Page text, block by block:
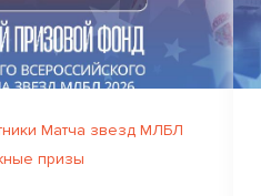
Матча звезд МЛБЛ
призы